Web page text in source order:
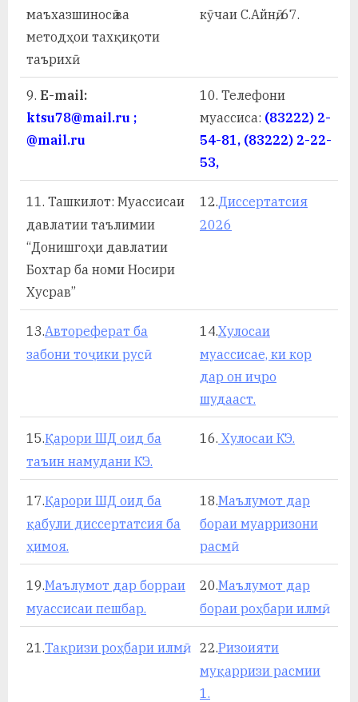
маъхазшиносӣ ва
методҳои тахқиқоти
таърихӣ
кӯчаи С.Айнӣ, 67.
9. E-mail:
ktsu78@mail.ru ;
@mail.ru
10. Телефони
муассиса: (83222) 2-
54-81, (83222) 2-22-
53,
11. Ташкилот: Муассисаи
давлатии таълимии
“Донишгоҳи давлатии
Бохтар ба номи Носири
Хусрав”
12.Диссертатсия
2026
13.Автореферат ба
забони тоҷики русӣ
14.Хулосаи
муассисае, ки кор
дар он иҷро
шудааст.
15.Қарори ШД оид ба
таъин намудани КЭ.
16. Хулосаи КЭ.
17.Қарори ШД оид ба
қабули диссертатсия ба
ҳимоя.
18.Маълумот дар
бораи муарризони
расмӣ
19.Маълумот дар борраи
муассисаи пешбар.
20.Маълумот дар
бораи роҳбари илмӣ.
21.Тақризи роҳбари илмӣ. 22.Ризоияти
муқарризи расмии
1.